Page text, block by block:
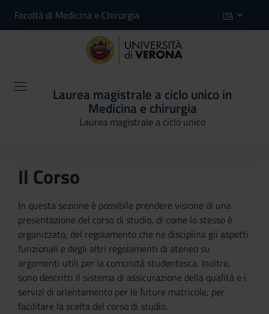
Facoltà di Medicina e Chirurgia ITA
Laurea magistrale a ciclo unico in
Medicina e chirurgia
Laurea magistrale a ciclo unico
Il Corso
In questa sezione è possibile prendere visione di una
presentazione del corso di studio, di come lo stesso è
organizzato, del regolamento che ne disciplina gli aspetti
funzionali e degli altri regolamenti di ateneo su
argomenti utili per la comunità studentesca. Inoltre,
sono descritti il sistema di assicurazione della qualità e i
servizi di orientamento per le future matricole, per
facilitare la scelta del corso di studio.